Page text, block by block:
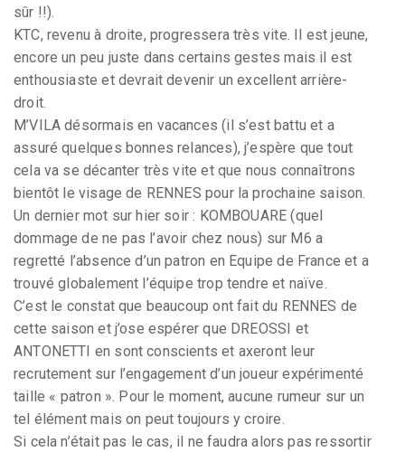
sûr !!).
KTC, revenu à droite, progressera très vite. Il est jeune,
encore un peu juste dans certains gestes mais il est
enthousiaste et devrait devenir un excellent arrière-
droit.
M’VILA désormais en vacances (il s’est battu et a
assuré quelques bonnes relances), j’espère que tout
cela va se décanter très vite et que nous connaîtrons
bientôt le visage de RENNES pour la prochaine saison.
Un dernier mot sur hier soir : KOMBOUARE (quel
dommage de ne pas l’avoir chez nous) sur M6 a
regretté l’absence d’un patron en Equipe de France et a
trouvé globalement l’équipe trop tendre et naïve.
C’est le constat que beaucoup ont fait du RENNES de
cette saison et j’ose espérer que DREOSSI et
ANTONETTI en sont conscients et axeront leur
recrutement sur l’engagement d’un joueur expérimenté
taille « patron ». Pour le moment, aucune rumeur sur un
tel élément mais on peut toujours y croire.
Si cela n’était pas le cas, il ne faudra alors pas ressortir